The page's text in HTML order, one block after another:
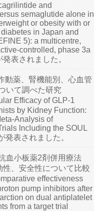
and
semaglutide alone in
or obesity with or
in Japan and
5): a multicentre,
controlled, phase 3a
表されました。
動薬、腎機能別、心血管
いて調べた研究
Efficacy of GLP-1
by Kidney Function:
Analysis of
Including the SOUL
発表されました。
血小板薬2剤併用療法
性、安全性について比較
effectiveness
pump inhibitors after
on dual antiplatelet
from a target trial